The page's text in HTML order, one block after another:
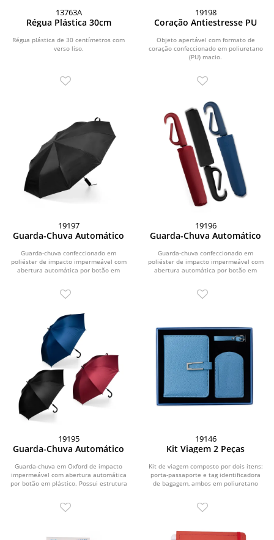
13763A
Régua Plástica 30cm
Régua plástica de 30 centímetros com
verso liso.
19198
Coração Antiestresse PU
Objeto apertável com formato de
coração confeccionado em poliuretano
(PU) macio.
19197
Guarda-Chuva Automático
Guarda-chuva confeccionado em
poliéster de impacto impermeável com
abertura automática por botão em
19196
Guarda-Chuva Automático
Guarda-chuva confeccionado em
poliéster de impacto impermeável com
abertura automática por botão em
19195
Guarda-Chuva Automático
Guarda-chuva em Oxford de impacto
impermeável com abertura automática
por botão em plástico. Possui estrutura
19146
Kit Viagem 2 Peças
Kit de viagem composto por dois itens:
porta-passaporte e tag identificadora
de bagagem, ambos em poliuretano